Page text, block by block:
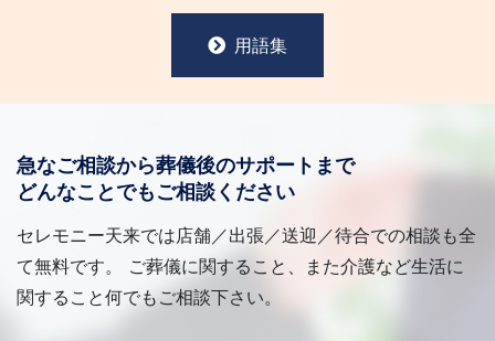
用語集
急なご相談から葬儀後のサポートまで
どんなことでもご相談ください
セレモニー天来では店舗／出張／送迎／待合での相談も全
て無料です。 ご葬儀に関すること、また介護など生活に
関すること何でもご相談下さい。